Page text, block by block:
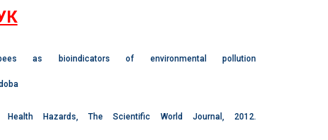
as bioindicators of environmental pollution
Health Hazards,The Scientific World Journal , 2012.